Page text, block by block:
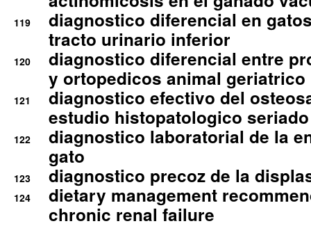
119
diagnostico diferencial en
tracto urinario inferior
120
diagnostico diferencial entre
y ortopedicos animal geriatrico
121
diagnostico efectivo del
estudio histopatologico seriado
122
diagnostico laboratorial de la
gato
123 diagnostico precoz de la
124
dietary management
chronic renal failure